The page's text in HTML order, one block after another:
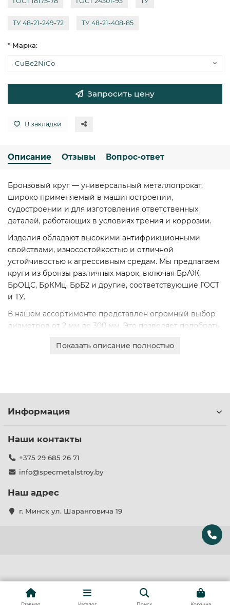
ТУ 48-21-249-72 ТУ 48-21-408-85
* Марка:
Запросить цену
В закладки
Описание Отзывы Вопрос-ответ
Бронзовый круг — универсальный металлопрокат,
широко применяемый в машиностроении,
судостроении и для изготовления ответственных
деталей, работающих в условиях трения и коррозии.
Изделия обладают высокими антифрикционными
свойствами, износостойкостью и отличной
устойчивостью к агрессивным средам. Мы предлагаем
круги из бронзы различных марок, включая БрАЖ,
БрОЦС, БрКМц, БрБ2 и другие, соответствующие ГОСТ
и ТУ.
В нашем ассортименте представлен огромный выбор
диаметров от 2 мм до 300 мм. Это позволяет подобрать
Показать описание полностью
Информация
Наши контакты
+375 29 685 26 71
info@specmetalstroy.by
Наш адрес
г. Минск ул. Шаранговича 19